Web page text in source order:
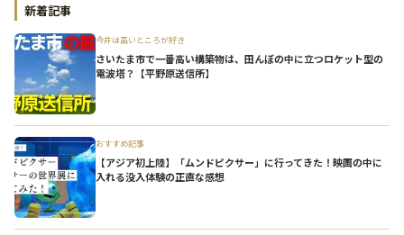
新着記事
今井は高いところが好き
さいたま市で一番高い構築物は、田んぼの中に立つロケット型の
電波塔？【平野原送信所】
おすすめ記事
【アジア初上陸】「ムンドピクサー」に行ってきた！映画の中に
入れる没入体験の正直な感想